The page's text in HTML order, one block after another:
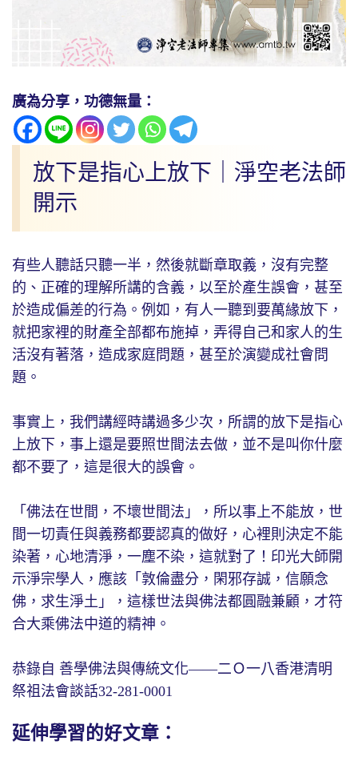
廣為分享，功德無量：
放下是指心上放下｜淨空老法師
開示
有些人聽話只聽一半，然後就斷章取義，沒有完整
的、正確的理解所講的含義，以至於產生誤會，甚至
於造成偏差的行為。例如，有人一聽到要萬緣放下，
就把家裡的財產全部都布施掉，弄得自己和家人的生
活沒有著落，造成家庭問題，甚至於演變成社會問
題。
事實上，我們講經時講過多少次，所謂的放下是指心
上放下，事上還是要照世間法去做，並不是叫你什麼
都不要了，這是很大的誤會。
「佛法在世間，不壞世間法」，所以事上不能放，世
間一切責任與義務都要認真的做好，心裡則決定不能
染著，心地清淨，一塵不染，這就對了！印光大師開
示淨宗學人，應該「敦倫盡分，閑邪存誠，信願念
佛，求生淨土」，這樣世法與佛法都圓融兼顧，才符
合大乘佛法中道的精神。
恭錄自 善學佛法與傳統文化——二Ｏ一八香港清明
祭祖法會談話32-281-0001
延伸學習的好文章：